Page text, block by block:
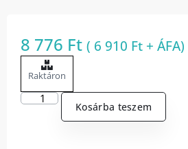
8 776 Ft ( 6 910 Ft + ÁFA)
Raktáron
Kosárba teszem